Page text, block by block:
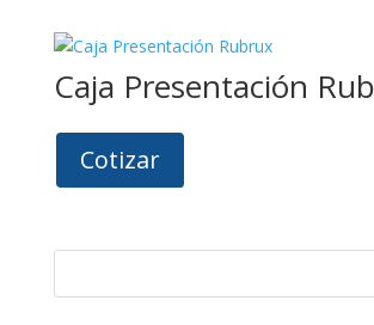
Caja Presentación
Cotizar